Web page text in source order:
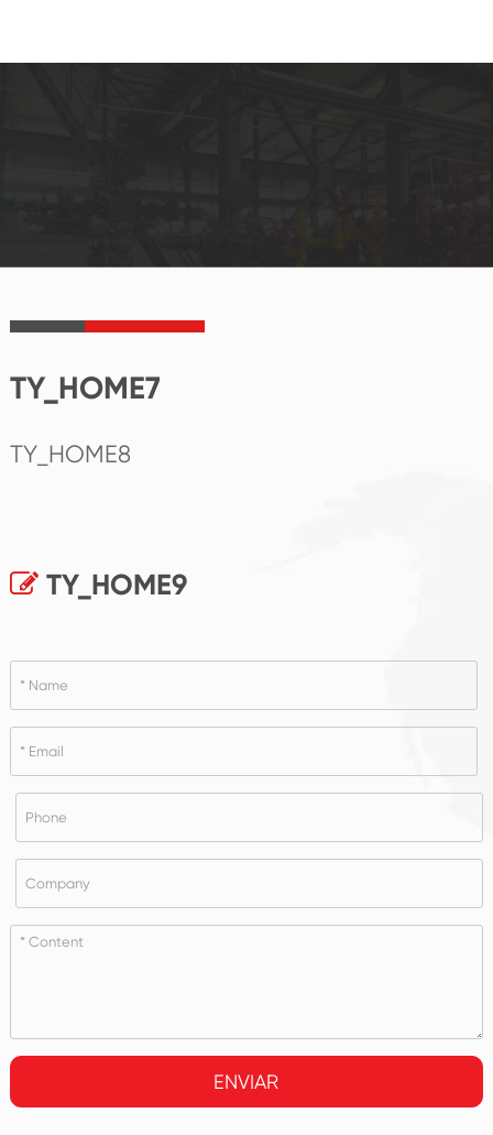
TY_HOME7
TY_HOME8
TY_HOME9
ENVIAR